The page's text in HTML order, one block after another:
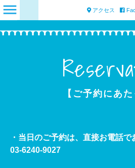
アクセス
【ご予約にあた
・ 当日のご予約は、直接お電話で
03-6240-9027